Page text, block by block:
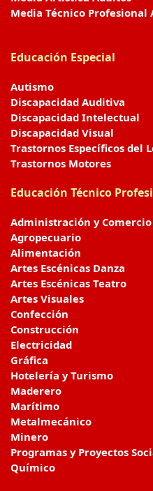
Media Técnico
Educación Especial
Autismo
Discapacidad Auditiva
Discapacidad Intelectual
Discapacidad Visual
Trastornos Específicos del
Trastornos Motores
Educación Técnico
Administración y Comercio
Agropecuario
Alimentación
Artes Escénicas Danza
Artes Escénicas Teatro
Artes Visuales
Confección
Construcción
Electricidad
Gráfica
Hotelería y Turismo
Maderero
Marítimo
Metalmecánico
Minero
Programas y Proyectos
Químico